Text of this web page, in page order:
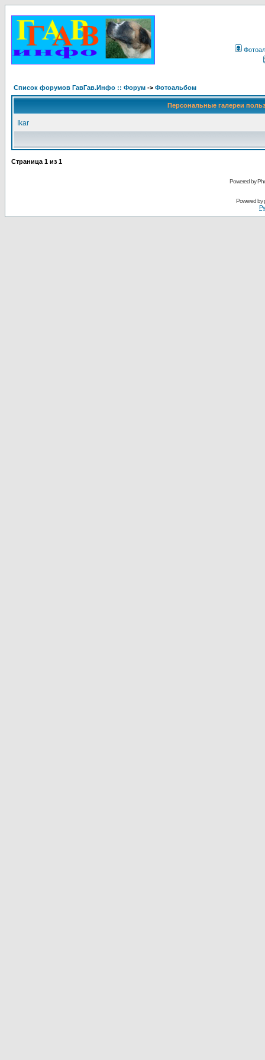
Список форумов ГавГав.Инфо :: Форум -> Фотоальбом
Персональные галереи
Ikar
Страница 1 из 1
Powered by
Powered by